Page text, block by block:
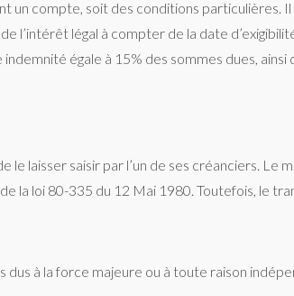
un compte, soit des conditions particulières.
l’intérêt légal à compter de la date
égale à 15% des sommes dues,
laisser saisir par l’un de ses créanciers. Le
la loi 80-335 du 12 Mai 1980. Toutefois, le
à la force majeure ou à toute raison